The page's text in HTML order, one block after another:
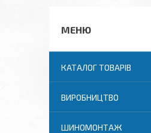
КАТАЛОГ ТОВАРІВ
ВИРОБНИЦТВО
ШИНОМОНТАЖ